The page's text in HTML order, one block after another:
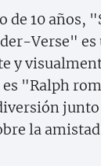
de 10 años,
Verse" es
y
es "Ralph
junto
la